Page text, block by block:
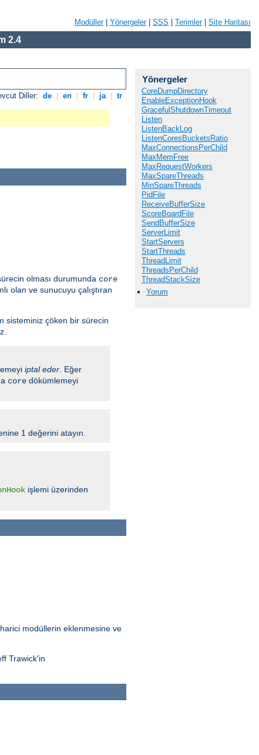
Modüller| Yönergeler| SSS Terimler| Site Haritası
2.4
Diller: de en fr ja tr
Yönergeler
CoreDumpDirectory
EnableExceptionHook
GracefulShutdownTimeout
Listen
ListenBackLog
ListenCoresBucketsRatio
MaxConnectionsPerChild
MaxMemFree
MaxRequestWorkers
MaxSpareThreads
MinSpareThreads
PidFile
ReceiveBufferSize
ScoreBoardFile
SendBufferSize
ServerLimit
StartServers
StartThreads
ThreadLimit
ThreadsPerChild
ThreadStackSize
Yorum
olması durumunda core
olan ve sunucuyu çalıştıran
sisteminiz çöken bir sürecin
iptal eder . Eğer
core dökümlemeyi
1 değerini atayın.
işlemi üzerinden
harici modüllerin eklenmesine ve
Trawick'in